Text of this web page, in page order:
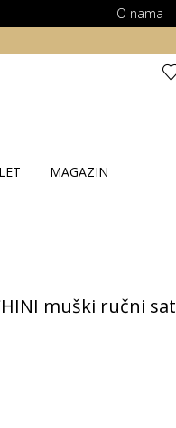
O nama
MAGAZIN
muški ručni sat